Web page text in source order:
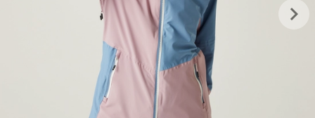
keyboard_arrow_right